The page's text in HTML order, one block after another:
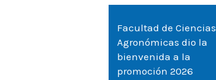
Facultad de Ciencias
Agronómicas dio la
bienvenida a la
promoción 2026